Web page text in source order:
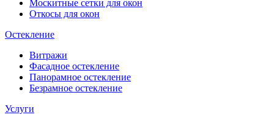
Москитные сетки для окон
Откосы для окон
Остекление
Витражи
Фасадное остекление
Панорамное остекление
Безрамное остекление
Услуги